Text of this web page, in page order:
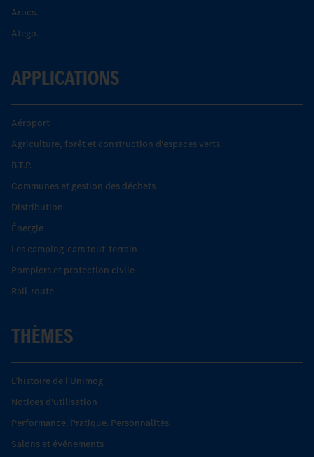
Arocs.
Atego.
APPLICATIONS
Aéroport
Agriculture, forêt et construction d'espaces verts
B.T.P.
Communes et gestion des déchets
Distribution.
Énergie
Les camping-cars tout-terrain
Pompiers et protection civile
Rail-route
THÈMES
L’histoire de l’Unimog
Notices d'utilisation
Performance. Pratique. Personnalités.
Salons et événements